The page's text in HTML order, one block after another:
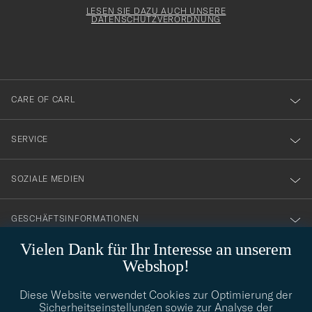
Vielen Dank für Ihr Interesse an unserem
Webshop!
Diese Website verwendet Cookies zur Optimierung der
Sicherheitseinstellungen sowie zur Analyse der
dig
till
vårt
nyhetsbrev!
LESEN SIE DAZU AUCH UNSERE
DATENSCHUTZVERORDNUNG
CARE OF CARL
SERVICE
SOZIALE MEDIEN
GESCHÄFTSINFORMATIONEN
Benötigen Sie Hilfe bei der Suche nach Ihrem persönlichen Stil?